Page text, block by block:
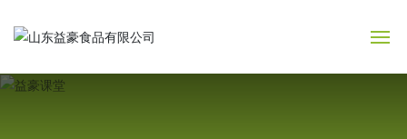
网站首页